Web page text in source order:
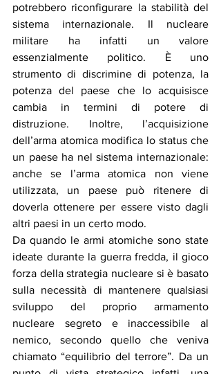
potrebbero riconfigurare la stabilità del
sistema internazionale. Il nucleare
militare ha infatti un valore
essenzialmente politico. È uno
strumento di discrimine di potenza, la
potenza del paese che lo acquisisce
cambia in termini di potere di
distruzione. Inoltre, l’acquisizione
dell’arma atomica modifica lo status che
un paese ha nel sistema internazionale:
anche se l’arma atomica non viene
utilizzata, un paese può ritenere di
doverla ottenere per essere visto dagli
altri paesi in un certo modo.
Da quando le armi atomiche sono state
ideate durante la guerra fredda, il gioco
forza della strategia nucleare si è basato
sulla necessità di mantenere qualsiasi
sviluppo del proprio armamento
nucleare segreto e inaccessibile al
nemico, secondo quello che veniva
chiamato “equilibrio del terrore”. Da un